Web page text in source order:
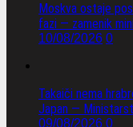
Moskva ostaje
fazi — zamenik
10/08/2026 0
Takaiči nema
Japan —
09/08/2026 0